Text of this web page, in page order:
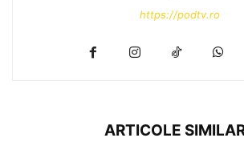
https://podtv.ro
ARTICOLE